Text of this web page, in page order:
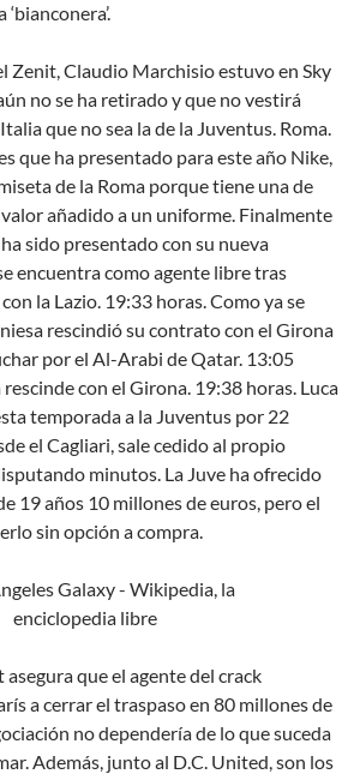
Zenit, Claudio Marchisio estuvo en Sky
no se ha retirado y que no vestirá
que no sea la de la Juventus. Roma.
que ha presentado para este año Nike,
de la Roma porque tiene una de
valor añadido a un uniforme. Finalmente
sido presentado con su nueva
encuentra como agente libre tras
la Lazio. 19:33 horas. Como ya se
rescindió su contrato con el Girona
por el Al-Arabi de Qatar. 13:05
con el Girona. 19:38 horas. Luca
temporada a la Juventus por 22
el Cagliari, sale cedido al propio
minutos. La Juve ha ofrecido
19 años 10 millones de euros, pero el
sin opción a compra.
que el agente del crack
a cerrar el traspaso en 80 millones de
no dependería de lo que suceda
Además, junto al D.C. United, son los